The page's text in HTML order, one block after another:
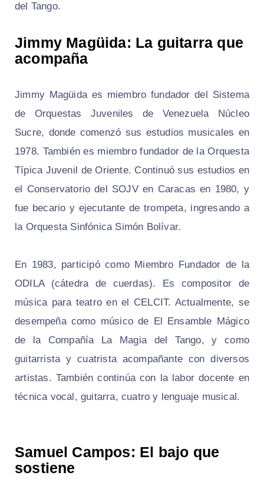
del Tango.
Jimmy Magüida: La guitarra que
acompaña
Jimmy Magüida es miembro fundador del Sistema
de Orquestas Juveniles de Venezuela Núcleo
Sucre, donde comenzó sus estudios musicales en
1978. También es miembro fundador de la Orquesta
Típica Juvenil de Oriente. Continuó sus estudios en
el Conservatorio del SOJV en Caracas en 1980, y
fue becario y ejecutante de trompeta, ingresando a
la Orquesta Sinfónica Simón Bolívar.
En 1983, participó como Miembro Fundador de la
ODILA (cátedra de cuerdas). Es compositor de
música para teatro en el CELCIT. Actualmente, se
desempeña como músico de El Ensamble Mágico
de la Compañía La Magia del Tango, y como
guitarrista y cuatrista acompañante con diversos
artistas. También continúa con la labor docente en
técnica vocal, guitarra, cuatro y lenguaje musical.
Samuel Campos: El bajo que
sostiene